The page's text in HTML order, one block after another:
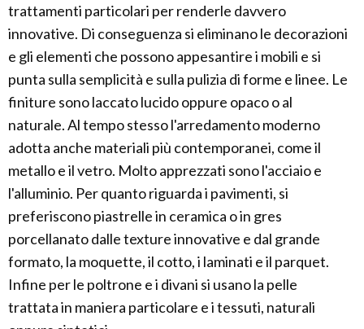
trattamenti particolari per renderle davvero
innovative. Di conseguenza si eliminano le decorazioni
e gli elementi che possono appesantire i mobili e si
punta sulla semplicità e sulla pulizia di forme e linee. Le
finiture sono laccato lucido oppure opaco o al
naturale. Al tempo stesso l'arredamento moderno
adotta anche materiali più contemporanei, come il
metallo e il vetro. Molto apprezzati sono l'acciaio e
l'alluminio. Per quanto riguarda i pavimenti, si
preferiscono piastrelle in ceramica o in gres
porcellanato dalle texture innovative e dal grande
formato, la moquette, il cotto, i laminati e il parquet.
Infine per le poltrone e i divani si usano la pelle
trattata in maniera particolare e i tessuti, naturali